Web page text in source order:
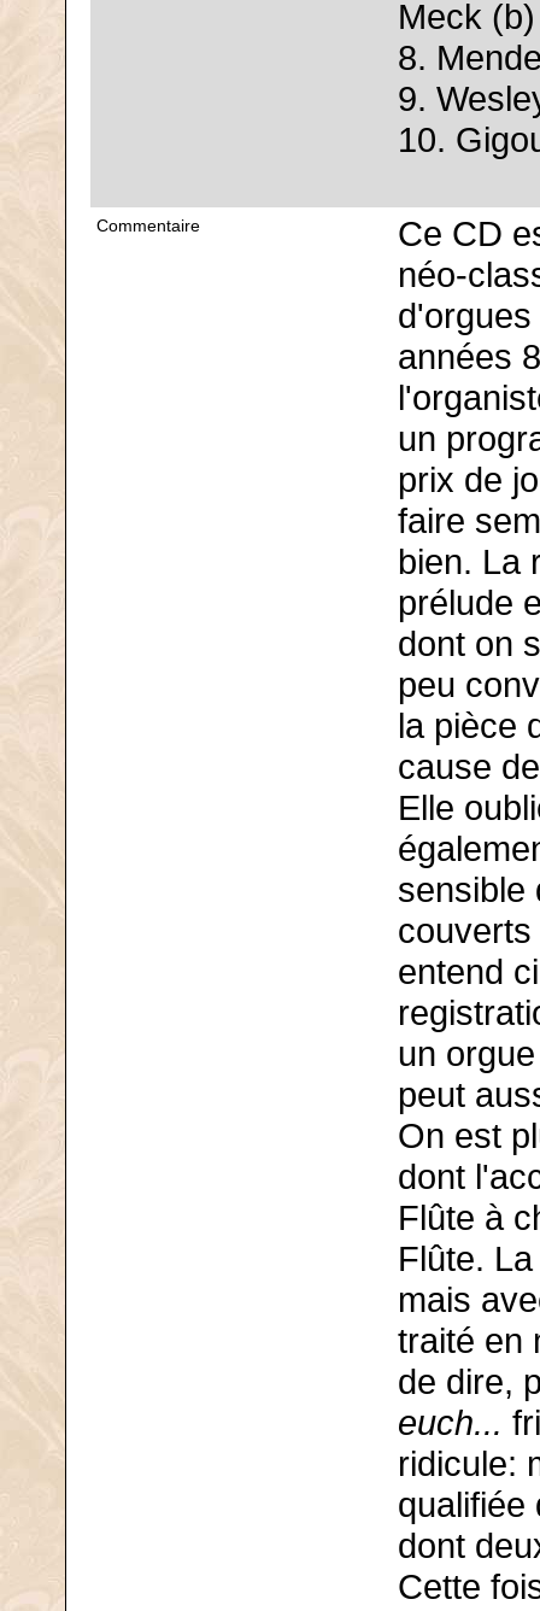
Meck (b)
8.
9.
10.
Commentaire
Ce CD
néo-
années
un
prix de
faire
bien. La
prélude
dont on
peu
la pièce
cause
Elle
sensible
entend
un
peut
On est
dont
Flûte à
Flûte.
mais
traité en
de dire,
euch...
ridicule:
qualifiée
dont
Cette